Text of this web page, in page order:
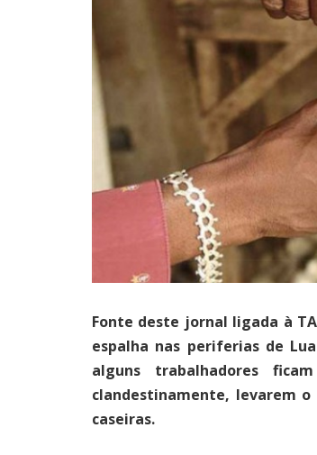
Fonte deste jornal ligada à
espalha nas periferias de
alguns trabalhadores
clandestinamente, levarem
caseiras.